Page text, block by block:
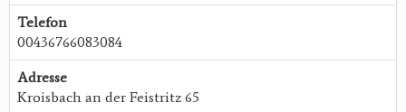
Telefon
00436766083084
Adresse
Kroisbach an der Feistritz 65